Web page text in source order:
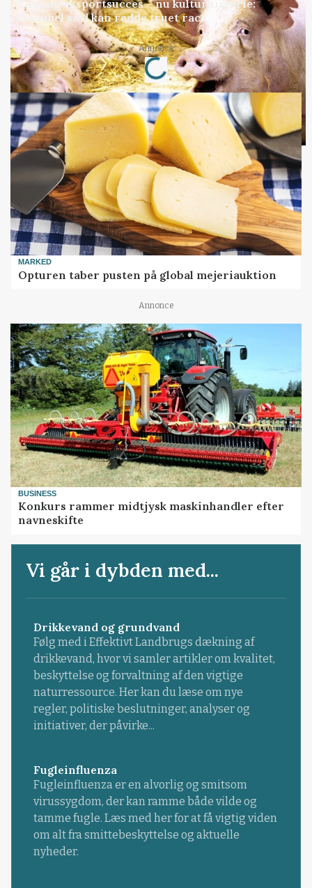
Engang eksportsucces – nu kulturhistorie:
Gammel sæd kan redde truet race
Annonce
Loading...
MARKED
Opturen taber pusten på global mejeriauktion
Annonce
BUSINESS
Konkurs rammer midtjysk maskinhandler efter
navneskifte
Vi går i dybden med...
Drikkevand og grundvand
Følg med i Effektivt Landbrugs dækning af
drikkevand, hvor vi samler artikler om kvalitet,
beskyttelse og forvaltning af den vigtige
naturressource. Her kan du læse om nye
regler, politiske beslutninger, analyser og
initiativer, der påvirke...
Fugleinfluenza
Fugleinfluenza er en alvorlig og smitsom
virussygdom, der kan ramme både vilde og
tamme fugle. Læs med her for at få vigtig viden
om alt fra smittebeskyttelse og aktuelle
nyheder.